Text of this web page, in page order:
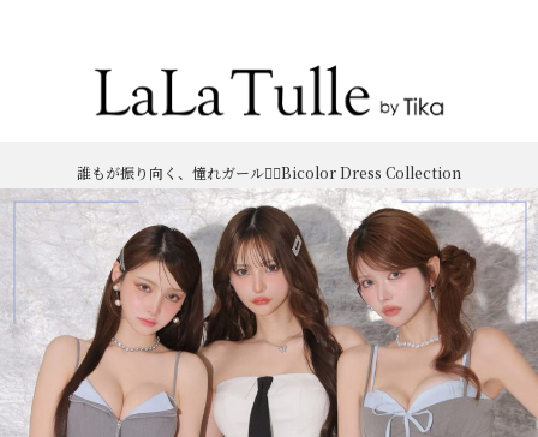
誰もが振り向く、憧れガール❤️‍🔥Bicolor Dress Collection